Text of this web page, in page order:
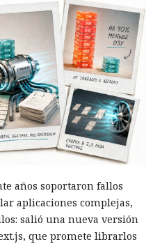
años soportaron fallos
aplicaciones complejas,
salió una nueva versión
que promete librarlos